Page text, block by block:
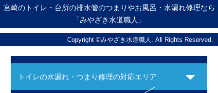
宮崎のトイレ・台所の排水管のつまりやお風呂・水漏れ修理なら
「みやざき水道職人」
Copyright ©みやざき水道職人. All Rights Reserved.
トイレの水漏れ・つまり修理の対応エリア